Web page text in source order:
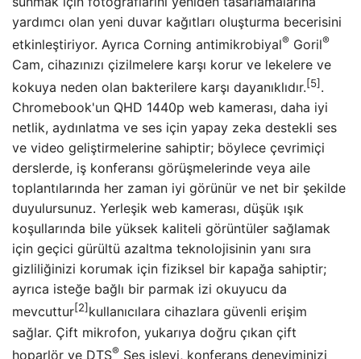
yardımcı olan yeni duvar kağıtları oluşturma becerisini
etkinleştiriyor. Ayrıca Corning antimikrobiyal® Goril®
Cam, cihazınızı çizilmelere karşı korur ve lekelere ve
kokuya neden olan bakterilere karşı dayanıklıdır.[5] .
Chromebook'un QHD 1440p web kamerası, daha iyi
netlik, aydınlatma ve ses için yapay zeka destekli ses
ve video geliştirmelerine sahiptir; böylece çevrimiçi
derslerde, iş konferansı görüşmelerinde veya aile
toplantılarında her zaman iyi görünür ve net bir şekilde
duyulursunuz. Yerleşik web kamerası, düşük ışık
koşullarında bile yüksek kaliteli görüntüler sağlamak
için geçici gürültü azaltma teknolojisinin yanı sıra
gizliliğinizi korumak için fiziksel bir kapağa sahiptir;
ayrıca isteğe bağlı bir parmak izi okuyucu da
mevcuttur[2] kullanıcılara cihazlara güvenli erişim
sağlar. Çift mikrofon, yukarıya doğru çıkan çift
hoparlör ve DTS® Ses işlevi, konferans deneyiminizi